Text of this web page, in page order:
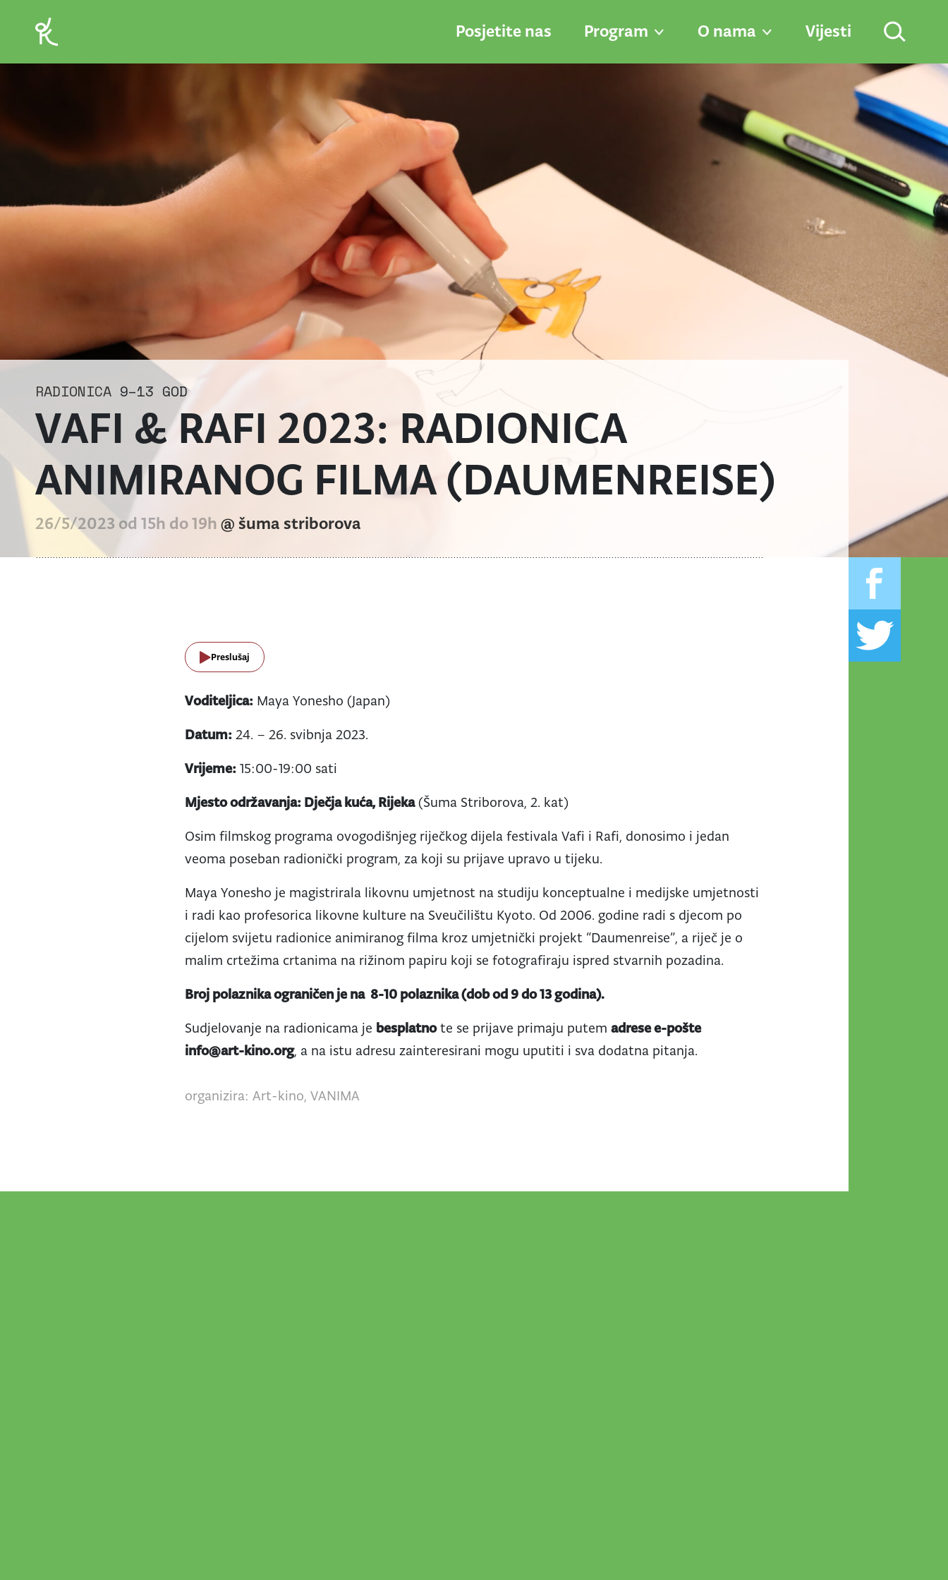
Posjetite nas Program O nama Vijesti
RADIONICA 9–13 GOD
VAFI & RAFI 2023: RADIONICA
ANIMIRANOG FILMA (DAUMENREISE)
26/5/2023 od 15h do 19h @ šuma striborova
Preslušaj
Voditeljica: Maya Yonesho (Japan)
Datum: 24. – 26. svibnja 2023.
Vrijeme: 15:00-19:00 sati
Mjesto održavanja: Dječja kuća, Rijeka(Šuma Striborova, 2. kat)
Osim filmskog programa ovogodišnjeg riječkog dijela festivala Vafi i Rafi, donosimo i jedan
veoma poseban radionički program, za koji su prijave upravo u tijeku.
Maya Yonesho je magistrirala likovnu umjetnost na studiju konceptualne i medijske umjetnosti
i radi kao profesorica likovne kulture na Sveučilištu Kyoto. Od 2006. godine radi s djecom po
cijelom svijetu radionice animiranog filma kroz umjetnički projekt “Daumenreise”, a riječ je o
malim crtežima crtanima na rižinom papiru koji se fotografiraju ispred stvarnih pozadina.
Broj polaznika ograničen je na 8-10 polaznika (dob od 9 do 13 godina).
Sudjelovanje na radionicama je besplatnote se prijave primaju putemadrese e-pošte
info@art-kino.org, a na istu adresu zainteresirani mogu uputiti i sva dodatna pitanja.
organizira: Art-kino, VANIMA